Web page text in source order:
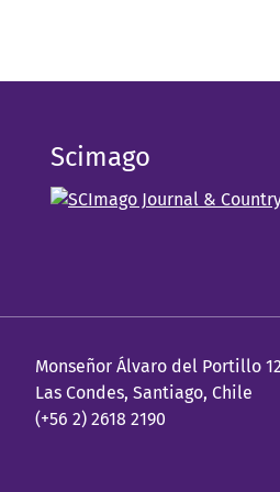
Scimago
Monseñor Álvaro del Portillo
Las Condes, Santiago, Chile
(+56 2) 2618 2190